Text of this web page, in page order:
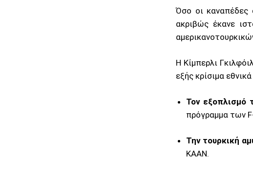
Όσο οι καναπέδες
ακριβώς έκανε
Η Κίμπερλι
εξής κρίσιμα
Τον εξοπλισμό
πρόγραμμα των
Την τουρκική
KAAN.